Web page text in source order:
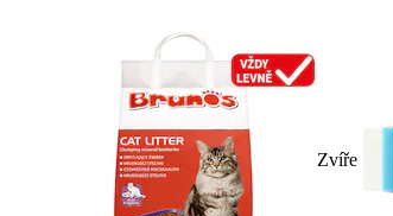
Zvíře